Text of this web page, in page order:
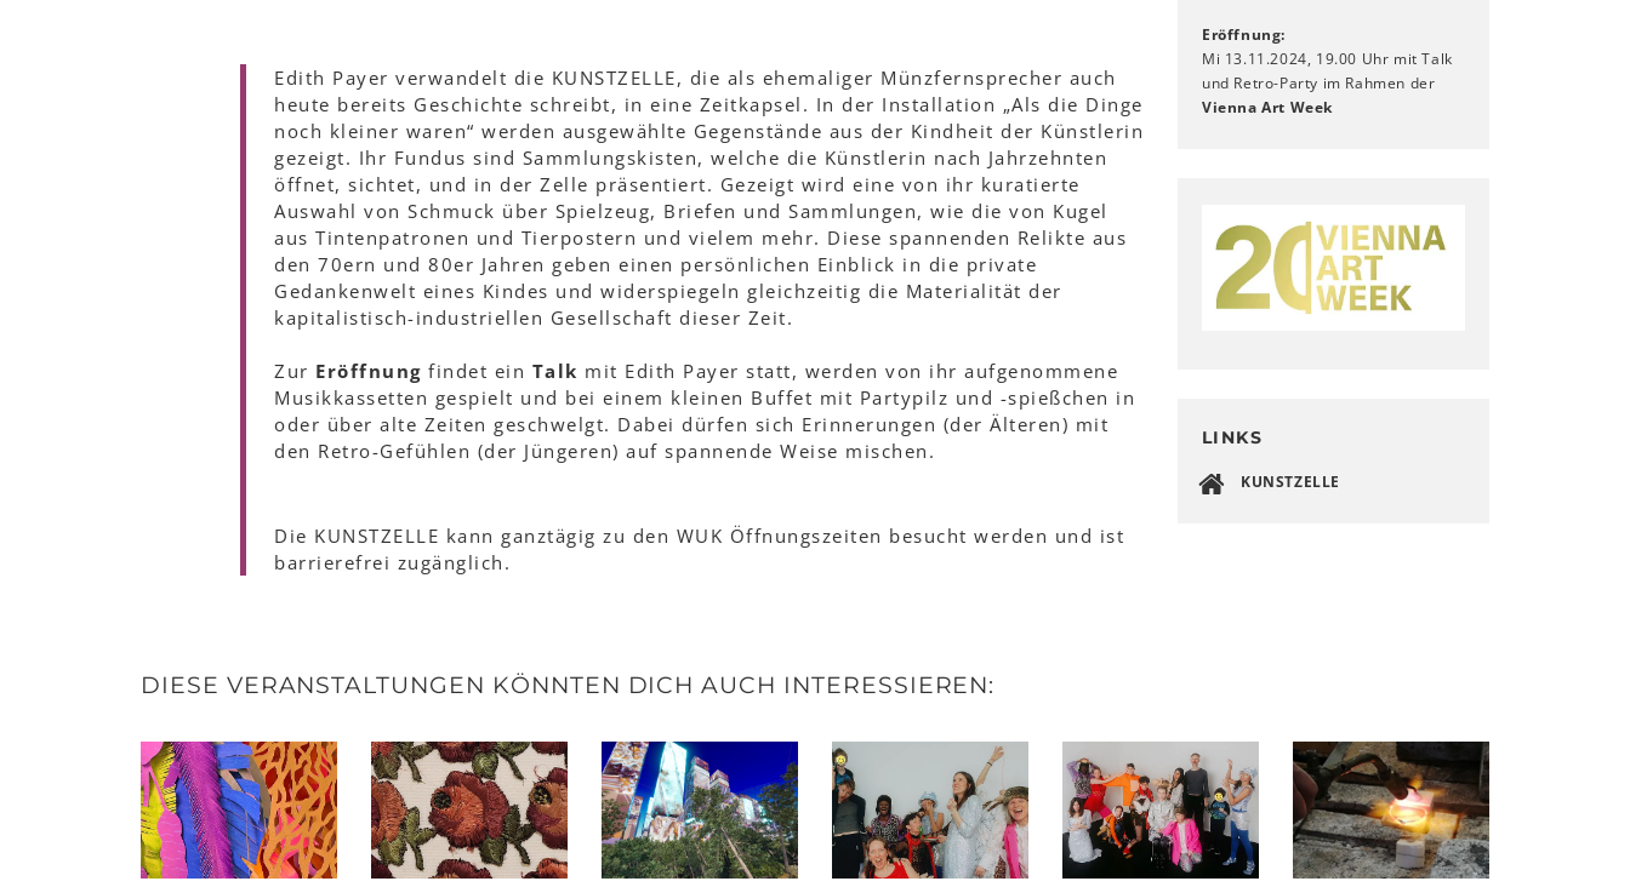
Edith Payer verwandelt die KUNSTZELLE, die als ehemaliger Münzfernsprecher auch
heute bereits Geschichte schreibt, in eine Zeitkapsel. In der Installation „Als die Dinge
noch kleiner waren“ werden ausgewählte Gegenstände aus der Kindheit der Künstlerin
gezeigt. Ihr Fundus sind Sammlungskisten, welche die Künstlerin nach Jahrzehnten
öffnet, sichtet, und in der Zelle präsentiert. Gezeigt wird eine von ihr kuratierte
Auswahl von Schmuck über Spielzeug, Briefen und Sammlungen, wie die von Kugel
aus Tintenpatronen und Tierpostern und vielem mehr. Diese spannenden Relikte aus
den 70ern und 80er Jahren geben einen persönlichen Einblick in die private
Gedankenwelt eines Kindes und widerspiegeln gleichzeitig die Materialität der
kapitalistisch-industriellen Gesellschaft dieser Zeit.
Zur Eröffnung findet ein Talk mit Edith Payer statt, werden von ihr aufgenommene
Musikkassetten gespielt und bei einem kleinen Buffet mit Partypilz und -spießchen in
oder über alte Zeiten geschwelgt. Dabei dürfen sich Erinnerungen (der Älteren) mit
den Retro-Gefühlen (der Jüngeren) auf spannende Weise mischen.
Die KUNSTZELLE kann ganztägig zu den WUK Öffnungszeiten besucht werden und ist
barrierefrei zugänglich.
Eröffnung:
Mi 13.11.2024, 19.00 Uhr mit Talk
und Retro-Party im Rahmen der
Vienna Art Week
LINKS
KUNSTZELLE
DIESE VERANSTALTUNGEN KÖNNTEN DICH AUCH INTERESSIEREN: